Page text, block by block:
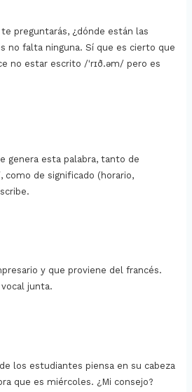
preguntarás, ¿dónde están las
no falta ninguna. Sí que es cierto que
no estar escrito /ˈrɪð.əm/ pero es
genera esta palabra, tanto de
, como de significado (horario,
y que proviene del francés.
junta.
los estudiantes piensa en su cabeza
que es miércoles. ¿Mi consejo?